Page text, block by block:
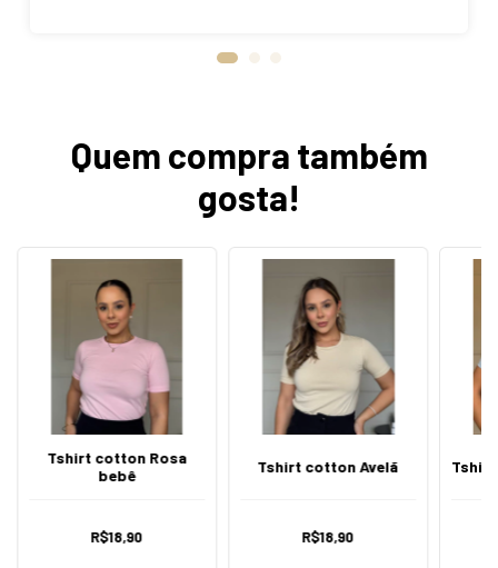
Quem compra também
gosta!
Tshirt cotton Rosa
bebê
R$18,90
Tshirt cotton Avelã
R$18,90